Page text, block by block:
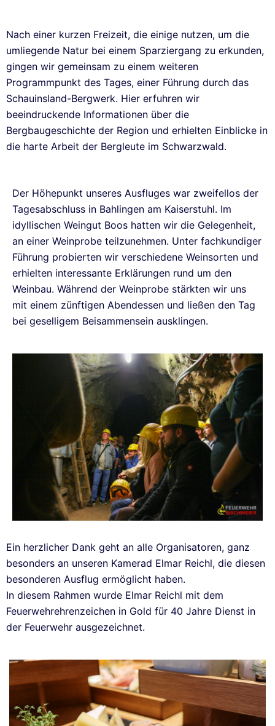
Nach einer kurzen Freizeit, die einige nutzen, um die
umliegende Natur bei einem Sparziergang zu erkunden,
gingen wir gemeinsam zu einem weiteren
Programmpunkt des Tages, einer Führung durch das
Schauinsland-Bergwerk. Hier erfuhren wir
beeindruckende Informationen über die
Bergbaugeschichte der Region und erhielten Einblicke in
die harte Arbeit der Bergleute im Schwarzwald.
Der Höhepunkt unseres Ausfluges war zweifellos der
Tagesabschluss in Bahlingen am Kaiserstuhl. Im
idyllischen Weingut Boos hatten wir die Gelegenheit,
an einer Weinprobe teilzunehmen. Unter fachkundiger
Führung probierten wir verschiedene Weinsorten und
erhielten interessante Erklärungen rund um den
Weinbau. Während der Weinprobe stärkten wir uns
mit einem zünftigen Abendessen und ließen den Tag
bei geselligem Beisammensein ausklingen.
Ein herzlicher Dank geht an alle Organisatoren, ganz
besonders an unseren Kamerad Elmar Reichl, die diesen
besonderen Ausflug ermöglicht haben.
In diesem Rahmen wurde Elmar Reichl mit dem
Feuerwehrehrenzeichen in Gold für 40 Jahre Dienst in
der Feuerwehr ausgezeichnet.